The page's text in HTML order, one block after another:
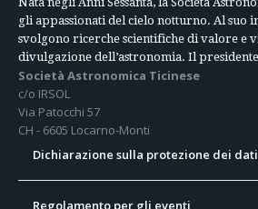
gli appassionati del cielo notturno. Al suo
svolgono ricerche scientifiche di valore e
divulgazione dell’astronomia. Il
Società Astronomica Ticinese
c/o IRSOL
Via Patocchi 57
CH - 6605 Locarno-Monti
Dichiarazione sulla protezione dei dati
Regolamento per gli eventi